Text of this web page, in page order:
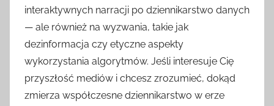
interaktywnych narracji po dziennikarstwo danych
— ale również na wyzwania, takie jak
dezinformacja czy etyczne aspekty
wykorzystania algorytmów. Jeśli interesuje Cię
przyszłość mediów i chcesz zrozumieć, dokąd
zmierza współczesne dziennikarstwo w erze